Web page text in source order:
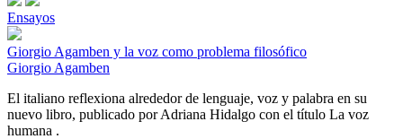
Ensayos
Giorgio Agamben y la voz como problema filosófico
Giorgio Agamben
El italiano reflexiona alrededor de lenguaje, voz y palabra en su
nuevo libro, publicado por Adriana Hidalgo con el título La voz
humana .